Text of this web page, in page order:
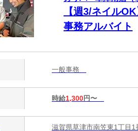
【週3/ネイル
事務アルバイト
一般事務
時給1,300円〜
滋賀県草津市南笠東1丁目1